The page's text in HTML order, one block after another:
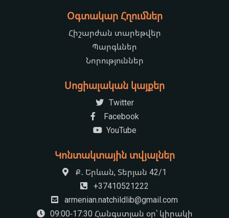
Օգտակար Հղումներ
Հիշարժան տարեթվեր
Պարգևներ
Նորություններ
Սոցիալական կայքեր
Twitter
Facebook
YouTube
Կոնտակտային տվյալներ
Ք․ Երևան, Տերյան 42/1
+37410521222
armenian.natchildlib@gmail.com
09:00-17:30 Հանգստյան օր՝ կիրակի